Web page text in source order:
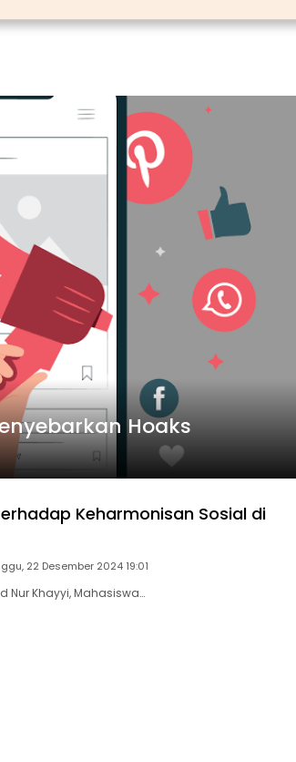
Hoaks
Keharmonisan Sosial di
22 Desember 2024 19:01
Nur Khayyi, Mahasiswa…